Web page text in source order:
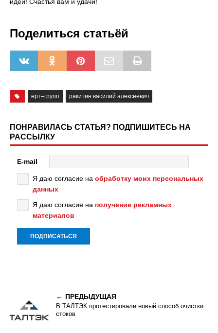
идеи! Счастья вам и удачи!
Поделиться статьёй
ерт–групп ракитин василий алексеевич
ПОНРАВИЛАСЬ СТАТЬЯ? ПОДПИШИТЕСЬ НА
РАССЫЛКУ
E-mail
Я даю согласие на обработку моих персональных
данных
Я даю согласие на получение рекламных
материалов
ПРЕДЫДУЩАЯ
В ТАЛТЭК протестировали новый способ очистки
стоков